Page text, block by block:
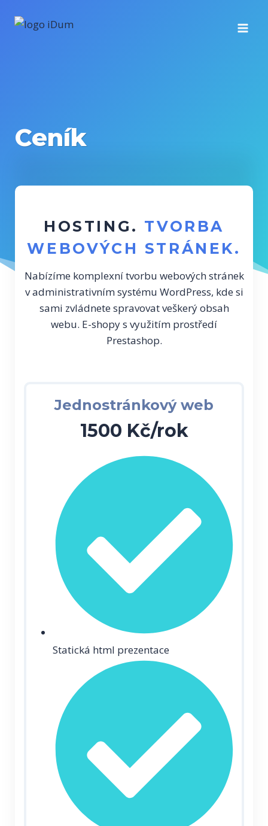
Ceník
HOSTING. TVORBA
WEBOVÝCH STRÁNEK.
Nabízíme komplexní tvorbu webových stránek
v administrativním systému WordPress, kde si
sami zvládnete spravovat veškerý obsah
webu. E-shopy s využitím prostředí
Prestashop.
Jednostránkový web
1500 Kč/rok
Statická html prezentace